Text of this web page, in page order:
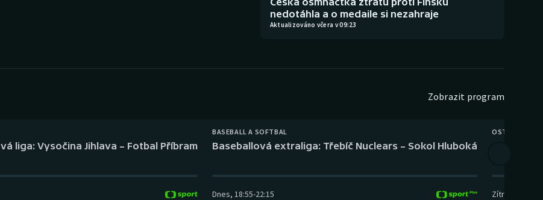
Plážový volejbal
nedotáhla a o medaile si nezahraje
Aktualizováno včera v 09:23
Zobrazit program
liga: Vysočina Jihlava – Fotbal Příbram
BASEBALL A SOFTBAL
Baseballová extraliga: Třebíč Nuclears – Sokol Hluboká
Dnes, 18:55-22:15
OSTATNÍ
Zítra